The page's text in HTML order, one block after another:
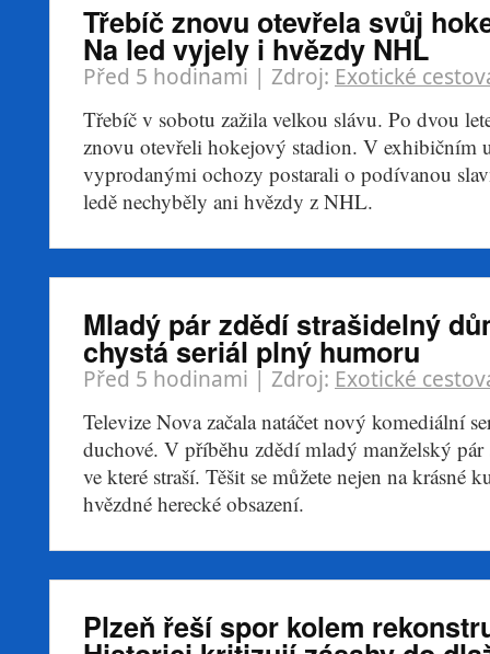
Třebíč znovu otevřela svůj
Na led vyjely i hvězdy NHL
Před 5 hodinami | Zdroj: Exotické
Třebíč v sobotu zažila velkou slávu. Po dvou
znovu otevřeli hokejový stadion. V exhibičním
vyprodanými ochozy postarali o podívanou
ledě nechyběly ani hvězdy z NHL.
Mladý pár zdědí strašidelný
chystá seriál plný humoru
Před 5 hodinami | Zdroj: Exotické
Televize Nova začala natáčet nový komediální
duchové. V příběhu zdědí mladý manželský pár
ve které straší. Těšit se můžete nejen na krásné
hvězdné herecké obsazení.
Plzeň řeší spor kolem